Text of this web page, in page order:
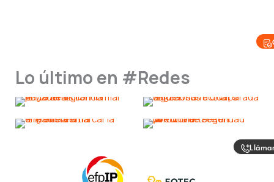
Lo último en #Redes